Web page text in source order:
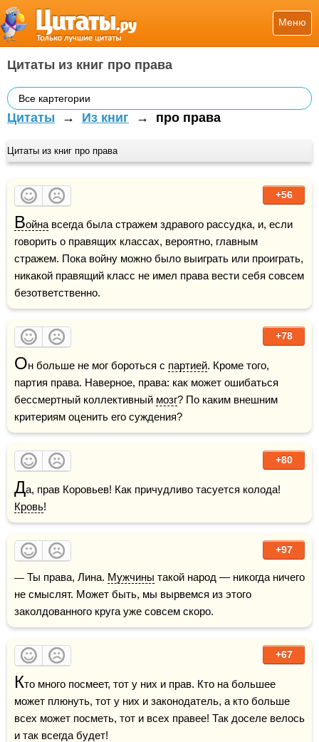
Меню
Цитаты из книг про права
Все картегории
Цитаты → Из книг → про права
Цитаты из книг про права
+56
Война всегда была стражем здравого рассудка, и, если
говорить о правящих классах, вероятно, главным
стражем. Пока войну можно было выиграть или проиграть,
никакой правящий класс не имел права вести себя совсем
безответственно.
+78
Он больше не мог бороться с партией. Кроме того,
партия права. Наверное, права: как может ошибаться
бессмертный коллективный мозг? По каким внешним
критериям оценить его суждения?
+80
Д
Кровь!
+97
— Ты права, Лина. Мужчины такой народ — никогда ничего
не смыслят. Может быть, мы вырвемся из этого
заколдованного круга уже совсем скоро.
+67
Кто много посмеет, тот у них и прав. Кто на большее
может плюнуть, тот у них и законодатель, а кто больше
всех может посметь, тот и всех правее! Так доселе велось
и так всегда будет!